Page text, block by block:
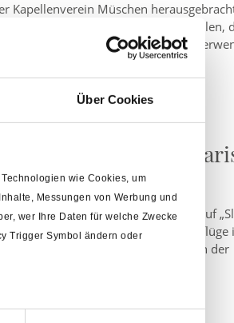
Über Cookies
wie Cookies, um
Messungen von Werbung und
wer Ihre Daten für welche Zwecke
Trigger Symbol ändern oder
Kapellenverein Müschen
aus Laer und seinen Ortsteilen,
wurde diese Technik
&
Kamphof willkommen heißen. Die auf
sowie kleine Abenteuer und Ausflüge
Besuch ab, der ganz im Zeichen der